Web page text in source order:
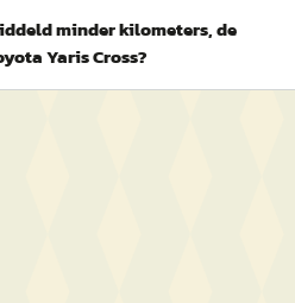
minder kilometers, de
Yaris Cross?